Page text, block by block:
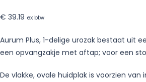
€ 39.19 ex btw
Aurum Plus, 1-delige urozak bestaat uit
een opvangzakje met aftap; voor een
De vlakke, ovale huidplak is voorzien van